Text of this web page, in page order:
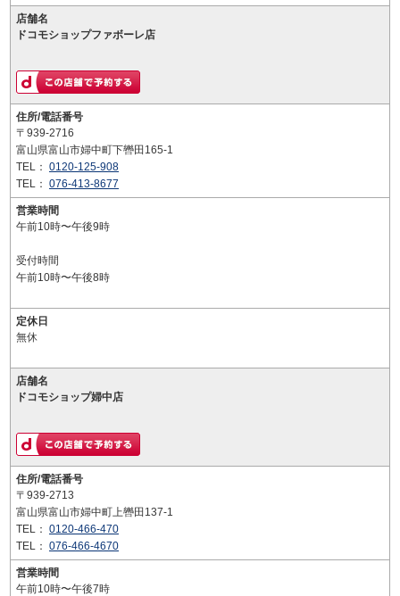
店舗名
ドコモショップファボーレ店
住所/電話番号
〒939-2716
富山県富山市婦中町下轡田165-1
TEL： 0120-125-908
TEL： 076-413-8677
営業時間
午前10時〜午後9時
受付時間
午前10時〜午後8時
定休日
無休
店舗名
ドコモショップ婦中店
住所/電話番号
〒939-2713
富山県富山市婦中町上轡田137-1
TEL： 0120-466-470
TEL： 076-466-4670
営業時間
午前10時〜午後7時